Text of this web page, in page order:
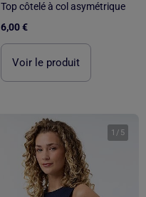
Top côtelé à col asymétrique
6,00 €
Voir le produit
1 / 5